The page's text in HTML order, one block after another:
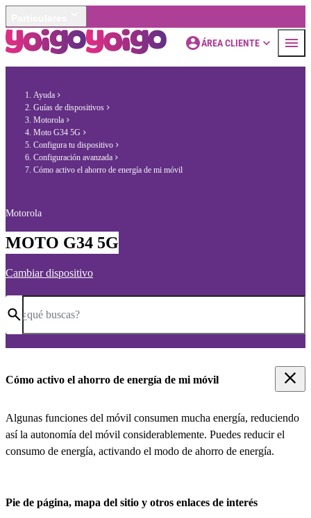
ÁREA CLIENTE
Ayuda
Guías de dispositivos
Motorola
Moto G34 5G
Configura tu dispositivo
Configuración avanzada
Cómo activo el ahorro de energía de mi móvil
Motorola
MOTO G34 5G
Cambiar dispositivo
¿qué buscas?
Cómo activo el ahorro de energía de mi móvil
Algunas funciones del móvil consumen mucha energía, reduciendo
así la autonomía del móvil considerablemente. Puedes reducir el
consumo de energía, activando el modo de ahorro de energía.
Pie de página, mapa del sitio y otros enlaces de interés